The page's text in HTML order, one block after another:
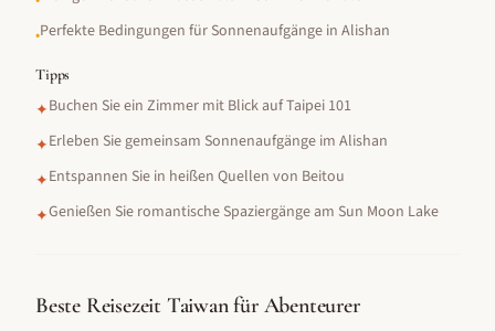
•Perfekte Bedingungen für Sonnenaufgänge in Alishan
Tipps
✦Buchen Sie ein Zimmer mit Blick auf Taipei 101
✦Erleben Sie gemeinsam Sonnenaufgänge im Alishan
✦Entspannen Sie in heißen Quellen von Beitou
✦Genießen Sie romantische Spaziergänge am Sun Moon Lake
Beste Reisezeit Taiwan für Abenteurer